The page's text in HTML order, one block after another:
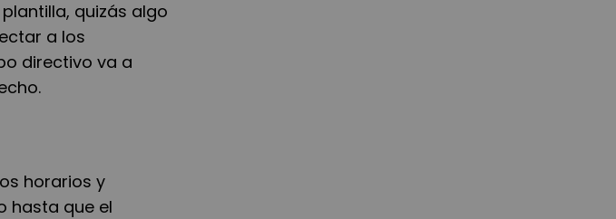
quizás algo
a los
directivo va a
horarios y
hasta que el